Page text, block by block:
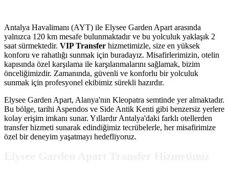
Antalya Havalimanı (AYT) ile Elysee Garden Apart arasında
yalnızca 120 km mesafe bulunmaktadır ve bu yolculuk yaklaşık 2
saat sürmektedir. VIP Transfer hizmetimizle, size en yüksek
konforu ve rahatlığı sunmak için buradayız. Misafirlerimizin, otelin
kapısında özel karşılama ile karşılanmalarını sağlamak, bizim
önceliğimizdir. Zamanında, güvenli ve konforlu bir yolculuk
sunmak için profesyonel ekibimiz sürekli hazırdır.
Elysee Garden Apart, Alanya'nın Kleopatra semtinde yer almaktadır.
Bu bölge, tarihi Aspendos ve Side Antik Kenti gibi benzersiz yerlere
kolay erişim imkanı sunar. Yıllardır Antalya'daki farklı otellerden
transfer hizmeti sunarak edindiğimiz tecrübelerle, her misafirimize
özel bir deneyim yaşatmayı hedefliyoruz.